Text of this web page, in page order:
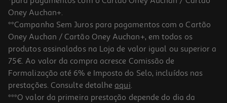
Oney Auchan+.
**Campanha Sem Juros para pagamentos com o Cartão
Oney Auchan / Cartão Oney Auchan+, em todos os
produtos assinalados na Loja de valor igual ou superior a
75€. Ao valor da compra acresce Comissão de
Formalização até 6% e Imposto do Selo, incluídos nas
prestações. Consulte detalhe aqui.
***O valor da primeira prestação depende do dia da